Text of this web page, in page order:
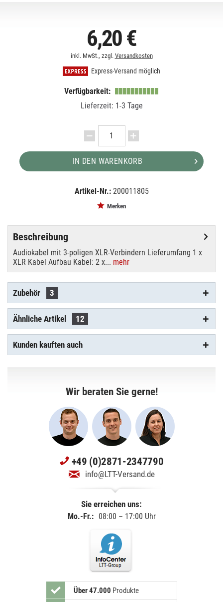
6,20 €
inkl. MwSt., zzgl. Versandkosten
Express-Versand möglich
Verfügbarkeit:
Lieferzeit: 1-3 Tage
IN DEN WARENKORB
Artikel-Nr.: 200011805
Merken
Beschreibung
Audiokabel mit 3-poligen XLR-Verbindern Lieferumfang 1 x
XLR Kabel Aufbau Kabel: 2 x... mehr
Zubehör 3
Ähnliche Artikel 12
Kunden kauften auch
Wir beraten Sie gerne!
+49 (0)2871-2347790
info@LTT-Versand.de
Sie erreichen uns:
Mo.-Fr.: 08:00 – 17:00 Uhr
Über 47.000 Produkte